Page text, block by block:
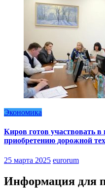
Экономика
Киров готов участвовать
приобретению дорожной
25 марта 2025 eurorum
Информация для